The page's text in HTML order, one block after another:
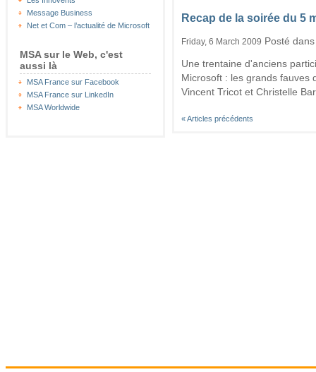
Message Business
Net et Com – l’actualité de Microsoft
MSA sur le Web, c'est
aussi là
MSA France sur Facebook
MSA France sur LinkedIn
MSA Worldwide
Recap de la soirée du 5
Friday, 6 March 2009 Posté
Une trentaine d'anciens
Microsoft : les grands fauves
Vincent Tricot et Christelle
« Articles précédents